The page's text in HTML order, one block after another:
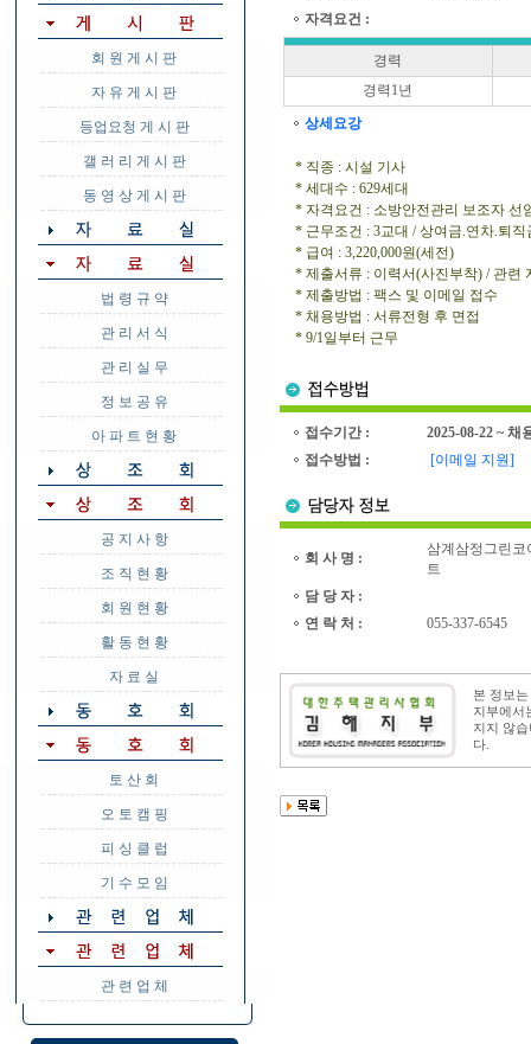
회 원 게 시 판
자 유 게 시 판
등업요청 게 시 판
갤 러 리 게 시 판
동 영 상 게 시 판
법 령 규 약
관 리 서 식
관 리 실 무
정 보 공 유
아 파 트 현 황
공 지 사 항
조 직 현 황
회 원 현 황
활 동 현 황
자 료 실
토 산 회
오 토 캠 핑
피 싱 클 럽
기 수 모 임
관 련 업 체
자격요건 :
경력
경력1년
상세요강
* 직종 : 시설 기사
* 세대수 : 629세대
* 자격요건 : 소방안전관리 보조자 선
* 근무조건 : 3교대 / 상여금.연차.퇴직
* 급여 : 3,220,000원(세전)
* 제출서류 : 이력서(사진부착) / 관련
* 제출방법 : 팩스 및 이메일 접수
* 채용방법 : 서류전형 후 면접
* 9/1일부터 근무
접수기간 :
2025-08-22 ~ 채
접수방법 :
[이메일 지원]
회 사 명 :
삼계삼정그린코
트
담 당 자 :
연 락 처 :
055-337-6545
본 정보는
지부에서
지지 않
다.